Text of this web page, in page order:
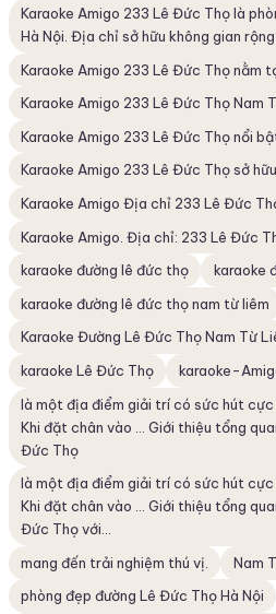
Karaoke Amigo 233 Lê Đức Thọ là
Hà Nội. Địa chỉ sở hữu không gian
Karaoke Amigo 233 Lê Đức Thọ nằm
Karaoke Amigo 233 Lê Đức Thọ Nam
Karaoke Amigo 233 Lê Đức Thọ nổi
Karaoke Amigo 233 Lê Đức Thọ sở
Karaoke Amigo Địa chỉ 233 Lê Đức
Karaoke Amigo. Địa chỉ: 233 Lê Đức
karaoke đường lê đức thọ
karaoke
karaoke đường lê đức thọ nam từ liêm
Karaoke Đường Lê Đức Thọ Nam Từ
karaoke Lê Đức Thọ
karaoke-
là một địa điểm giải trí có sức hút cực
Khi đặt chân vào ... Giới thiệu tổng
Đức Thọ
là một địa điểm giải trí có sức hút cực
Khi đặt chân vào ... Giới thiệu tổng
Đức Thọ với...
mang đến trải nghiệm thú vị.
Nam
phòng đẹp đường Lê Đức Thọ Hà Nội